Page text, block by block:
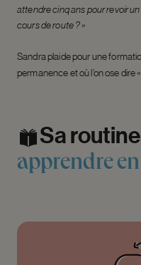
attendre cinq ans pour revoir un
cours de route ? »
Sandra plaide pour une
permanence et où l’on ose dire
Saroutine
apprendreen